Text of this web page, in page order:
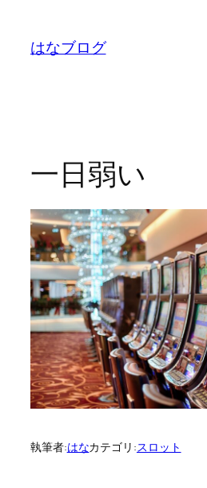
はなブログ
一日弱い
執筆者:はなカテゴリ:スロット